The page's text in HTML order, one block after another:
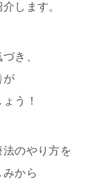
します。
き、
が
う！
のやり方を
から